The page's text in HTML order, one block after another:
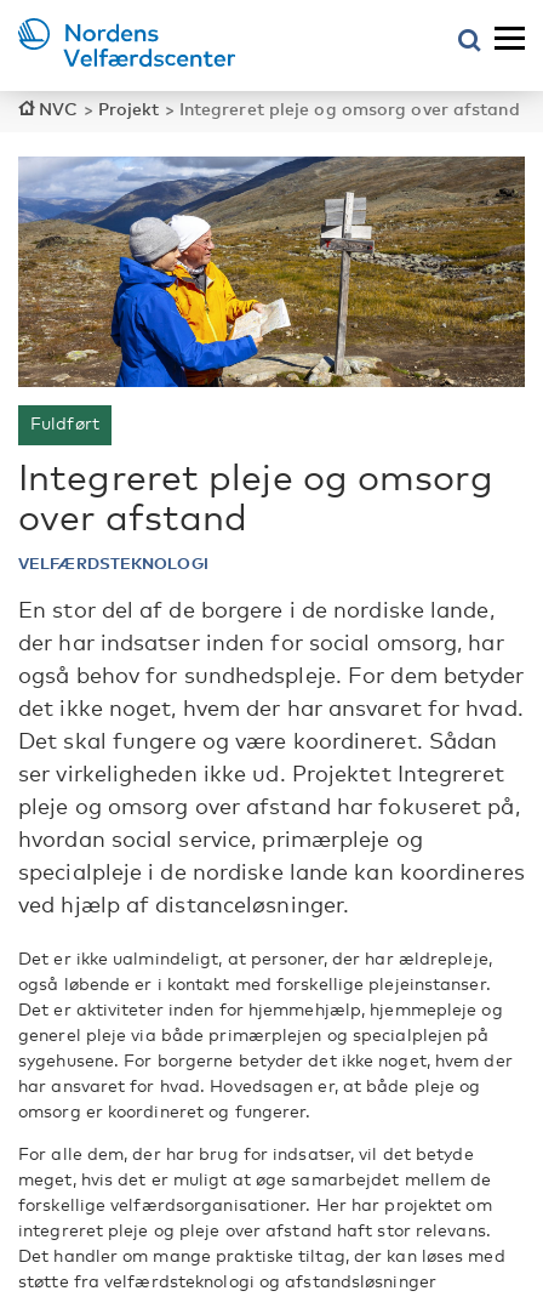
NVC > Projekt > Integreret pleje og omsorg over afstand
Fuldført
Integreret pleje og omsorg
over afstand
VELFÆRDSTEKNOLOGI
En stor del af de borgere i de nordiske lande,
der har indsatser inden for social omsorg, har
også behov for sundhedspleje. For dem betyder
det ikke noget, hvem der har ansvaret for hvad.
Det skal fungere og være koordineret. Sådan
ser virkeligheden ikke ud. Projektet Integreret
pleje og omsorg over afstand har fokuseret på,
hvordan social service, primærpleje og
specialpleje i de nordiske lande kan koordineres
ved hjælp af distanceløsninger.
Det er ikke ualmindeligt, at personer, der har ældrepleje,
også løbende er i kontakt med forskellige plejeinstanser.
Det er aktiviteter inden for hjemmehjælp, hjemmepleje og
generel pleje via både primærplejen og specialplejen på
sygehusene. For borgerne betyder det ikke noget, hvem der
har ansvaret for hvad. Hovedsagen er, at både pleje og
omsorg er koordineret og fungerer.
For alle dem, der har brug for indsatser, vil det betyde
meget, hvis det er muligt at øge samarbejdet mellem de
forskellige velfærdsorganisationer. Her har projektet om
integreret pleje og pleje over afstand haft stor relevans.
Det handler om mange praktiske tiltag, der kan løses med
støtte fra velfærdsteknologi og afstandsløsninger